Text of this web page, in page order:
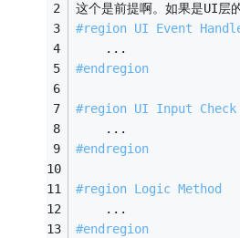
这个是前提啊。如果是UI层
#region UI Event
    ...
#endregion
#region UI Input Check
    ...
#endregion
#region Logic Method
    ...
#endregion